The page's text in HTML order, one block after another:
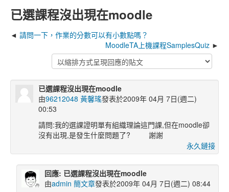
已選課程沒出現在moodle
請問一下，作業的分數可以有小數點嗎？
MoodleTA上機課程SamplesQuiz
已選課程沒出現在moodle
由96212048 黃馨瑤發表於2009年 04月 7日(週二)
00:53
請問:我的選課證明單有組織理論這門課,但在moodle卻
沒有出現,是發生什麼問題了? 謝謝
永久鏈接
回應: 已選課程沒出現在moodle
由admin 簡文章發表於2009年 04月 7日(週二) 08:44